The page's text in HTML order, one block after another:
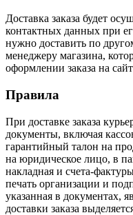
Доставка заказа будет
контактных данных при
нужно доставить по
менеджеру магазина,
оформлении заказа на
Правила
При доставке заказа
документы, включая
гарантийный талон на
на юридическое лицо, в
накладная и счета-
печать организации и
указанная в документах,
доставки заказа